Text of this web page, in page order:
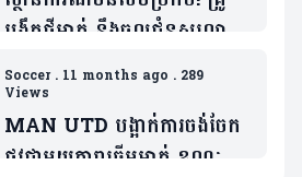
បង្វឹកថ្មីម្នាក់ នឹងចូលជំនួសលោក
Amorim ប្រសិនក្លឹបមិនធ្វើរឿង
មួយនេះ
Soccer. 11 months ago . 289
Views
MAN UTD បង្អាក់ការចង់ចែក
ផ្លូវជាមួយតារាឆ្នើមម្នាក់ ខណៈត្រូវ